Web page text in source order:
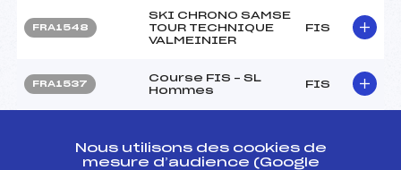
FRA1548
SKI CHRONO SAMSE
TOUR TECHNIQUE
VALMEINIER
FIS
FRA1537
Course FIS – SL
Hommes
FIS
Tour U18 – GS
Hommes
Nous utilisons des cookies de
mesure d’audience (Google